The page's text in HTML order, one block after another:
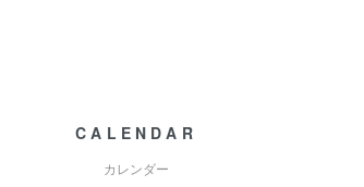
CALENDAR
カレンダー